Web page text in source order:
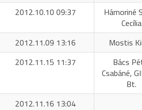
2012.10.10 09:37
Hámoriné
Cecília
2012.11.09 13:16
Mostis
2012.11.15 11:37
Bács
Csabáné,
Bt.
2012.11.16 13:04